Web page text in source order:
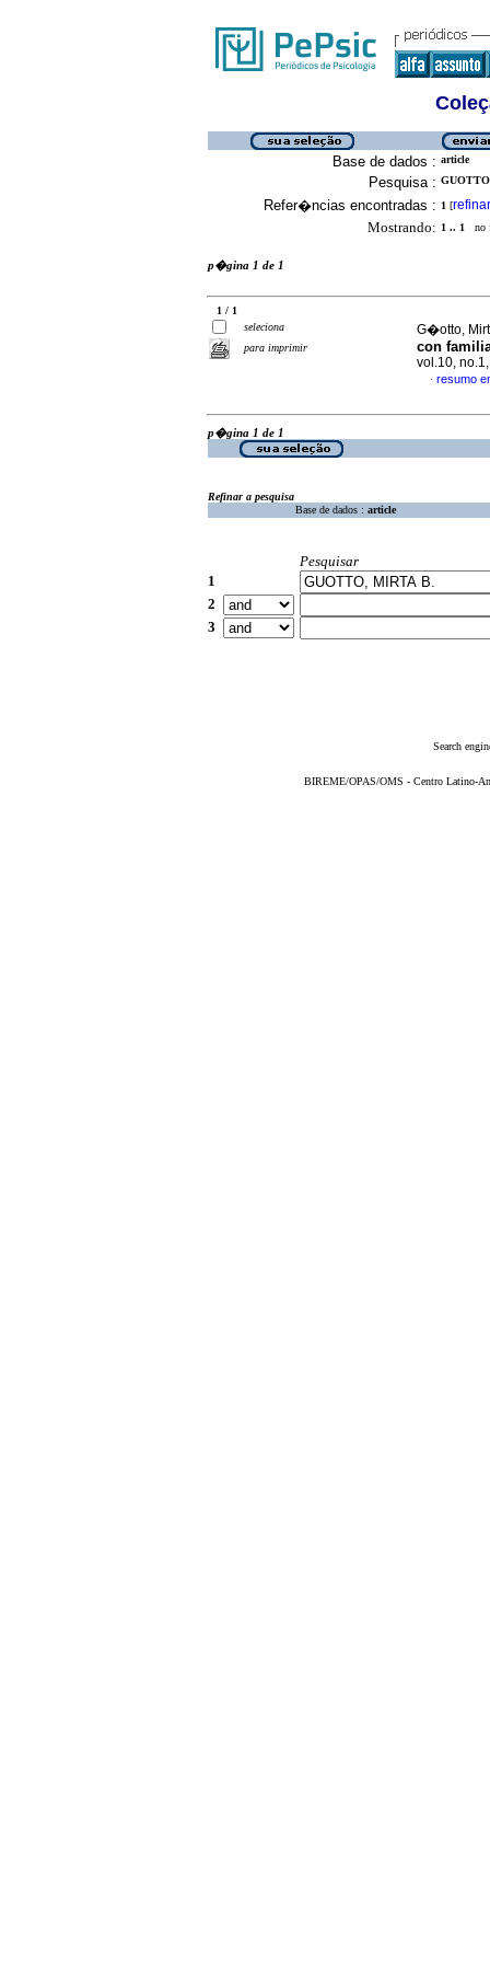
Base de dados : article
Pesquisa :
Refer�ncias encontradas : 1 [refinar
Mostrando: 1 .. 1 no
p�gina 1 de 1
1 / 1
seleciona
para imprimir
G�otto,
con
vol.10,
· resumo
p�gina 1 de 1
Refinar a pesquisa
Base de dados : article
Pesquisar
1
2
3
Search
BIREME/OPAS/OMS - Centro Latino-